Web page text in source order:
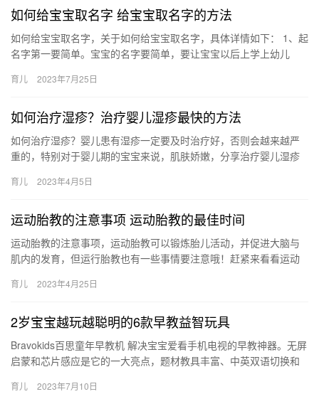
如何给宝宝取名字 给宝宝取名字的方法
如何给宝宝取名字，关于如何给宝宝取名字，具体详情如下： 1、起
名字第一要简单。宝宝的名字要简单，要让宝宝以后上学上幼儿
宝…
育儿 2023年7月25日
如何治疗湿疹？治疗婴儿湿疹最快的方法
如何治疗湿疹？婴儿患有湿疹一定要及时治疗好，否则会越来越严
重的，特别对于婴儿期的宝宝来说，肌肤娇嫩，分享治疗婴儿湿疹
症…
育儿 2023年4月5日
运动胎教的注意事项 运动胎教的最佳时间
运动胎教的注意事项，运动胎教可以锻炼胎儿活动，并促进大脑与
肌内的发育，但运行胎教也有一些事情要注意哦！赶紧来看看运动
很…
育儿 2023年4月25日
2岁宝宝越玩越聪明的6款早教益智玩具
Bravokids百思童年早教机 解决宝宝爱看手机电视的早教神器。无屏
启蒙和芯片感应是它的一大亮点，题材教具丰富、中英双语切换和
育儿 2023年7月10日